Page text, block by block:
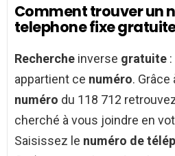
Comment trouver un
telephone fixe
Recherche inverse gratuite
appartient ce numéro. Grâce
numéro du 118 712
cherché à vous joindre en
Saisissez le numéro de